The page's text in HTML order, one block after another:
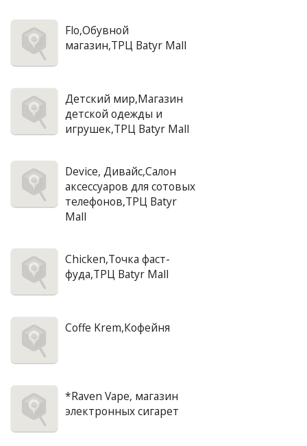
Flo,Обувной
магазин,ТРЦ Batyr Mall
Детский мир,Магазин
детской одежды и
игрушек,ТРЦ Batyr Mall
Device, Дивайс,Салон
аксессуаров для сотовых
телефонов,ТРЦ Batyr
Mall
Chicken,Точка фаст-
фуда,ТРЦ Batyr Mall
Coffe Krem,Кофейня
*Raven Vape, магазин
электронных сигарет